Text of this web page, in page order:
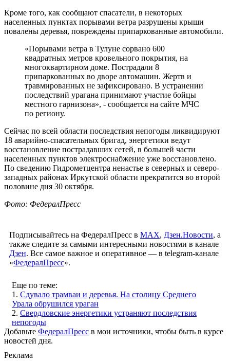
Кроме того, как сообщают спасатели, в некоторых
населенных пунктах порывами ветра разрушены крыши
повалены деревья, повреждены припаркованные автомобили.
«Порывами ветра в Тулуне сорвано 600
квадратных метров кровельного покрытия, на
многоквартирном доме. Пострадали 8
припаркованных во дворе автомашин. Жертв и
травмированных не зафиксировано. В устранении
последствий урагана принимают участие бойцы
местного гарнизона», - сообщается на сайте МЧС
по региону.
Сейчас по всей области последствия непогоды ликвидируют
18 аварийно-спасательных бригад, энергетики ведут
восстановление пострадавших сетей, в большей части
населенных пунктов электроснабжение уже восстановлено.
По сведению Гидрометцентра ненастье в северных и северо-
западных районах Иркутской области прекратится во второй
половине дня 30 октября.
Фото: ФедералПресс
Подписывайтесь на ФедералПресс в МАХ, Дзен.Новости, а
также следите за самыми интересными новостями в канале
Дзен. Все самое важное и оперативное — в telegram-канале
«ФедералПресс».
Еще по теме:
1. Сдувало трамваи и деревья. На столицу Среднего
Урала обрушился ураган
2. Свердловские энергетики устраняют последствия
непогоды
Добавьте ФедералПресс в мои источники, чтобы быть в курсе
новостей дня.
Реклама